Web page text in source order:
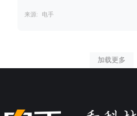
来源: 电手
加载更多